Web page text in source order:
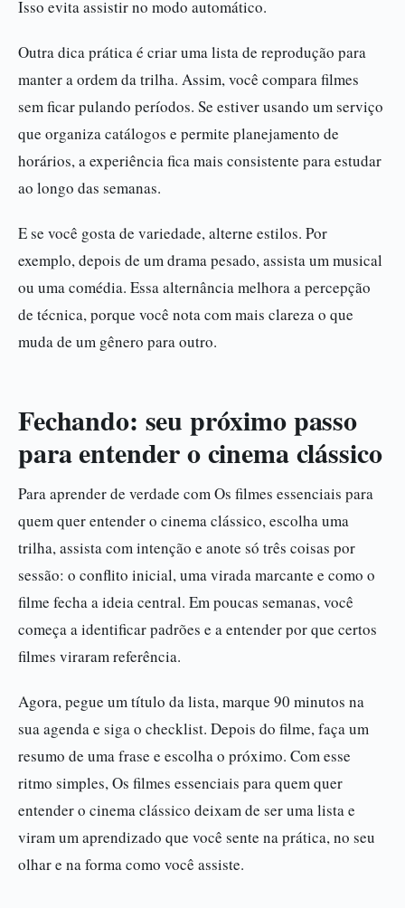
Isso evita assistir no modo automático.
Outra dica prática é criar uma lista de reprodução para
manter a ordem da trilha. Assim, você compara filmes
sem ficar pulando períodos. Se estiver usando um serviço
que organiza catálogos e permite planejamento de
horários, a experiência fica mais consistente para estudar
ao longo das semanas.
E se você gosta de variedade, alterne estilos. Por
exemplo, depois de um drama pesado, assista um musical
ou uma comédia. Essa alternância melhora a percepção
de técnica, porque você nota com mais clareza o que
muda de um gênero para outro.
Fechando: seu próximo passo
para entender o cinema clássico
Para aprender de verdade com Os filmes essenciais para
quem quer entender o cinema clássico, escolha uma
trilha, assista com intenção e anote só três coisas por
sessão: o conflito inicial, uma virada marcante e como o
filme fecha a ideia central. Em poucas semanas, você
começa a identificar padrões e a entender por que certos
filmes viraram referência.
Agora, pegue um título da lista, marque 90 minutos na
sua agenda e siga o checklist. Depois do filme, faça um
resumo de uma frase e escolha o próximo. Com esse
ritmo simples, Os filmes essenciais para quem quer
entender o cinema clássico deixam de ser uma lista e
viram um aprendizado que você sente na prática, no seu
olhar e na forma como você assiste.